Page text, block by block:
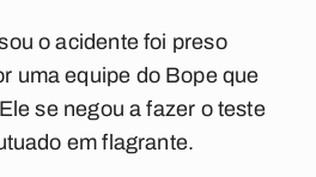
o acidente foi preso
uma equipe do Bope que
se negou a fazer o teste
em flagrante.